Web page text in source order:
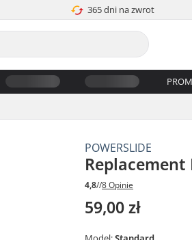
365 dni na zwrot
POWERSLIDE
4,8//8 Opinie
59,00 zł